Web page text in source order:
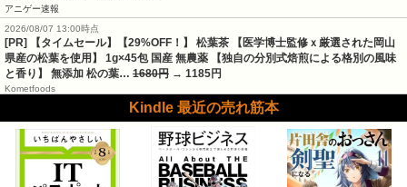
アニゲー速報
2026/08/07 13:00時点
[PR] 【タイムセール】【29%OFF！】 松葉茶 【医学博士監修ｘ厳選された岡山
県産の松葉を使用】 1g×45包 国産 無農薬 【独自の分別式焙煎による格別の風味
と香り】 無添加 松の葉… 1680円 → 1185円
Kometfoods
Kindle 最近の売れ筋本